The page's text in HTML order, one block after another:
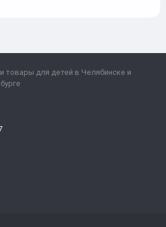
товары для детей в Челябинске и